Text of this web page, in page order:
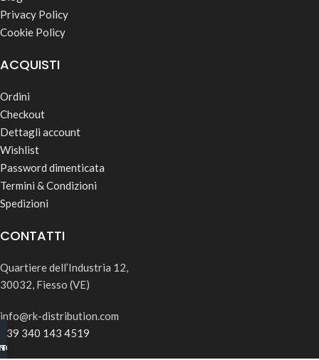
Privacy Policy
Cookie Policy
ACQUISTI
Ordini
Checkout
Dettagli account
Wishlist
Password dimenticata
Termini & Condizioni
Spedizioni
CONTATTI
Quartiere dell’Industria 12,
30032, Fiesso (VE)
info@rk-distribution.com
+39 340 143 4519
B2B